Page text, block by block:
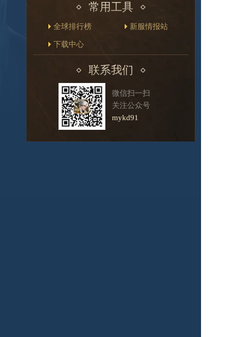
常用工具
全球排行榜 新服情报站
下载中心
联系我们
微信扫一扫
关注公众号
mykd91